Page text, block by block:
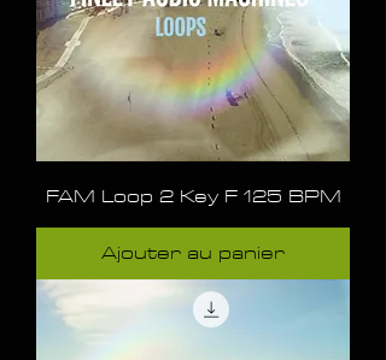
FAM Loop 2 Key F 125 BPM
Ajouter au panier